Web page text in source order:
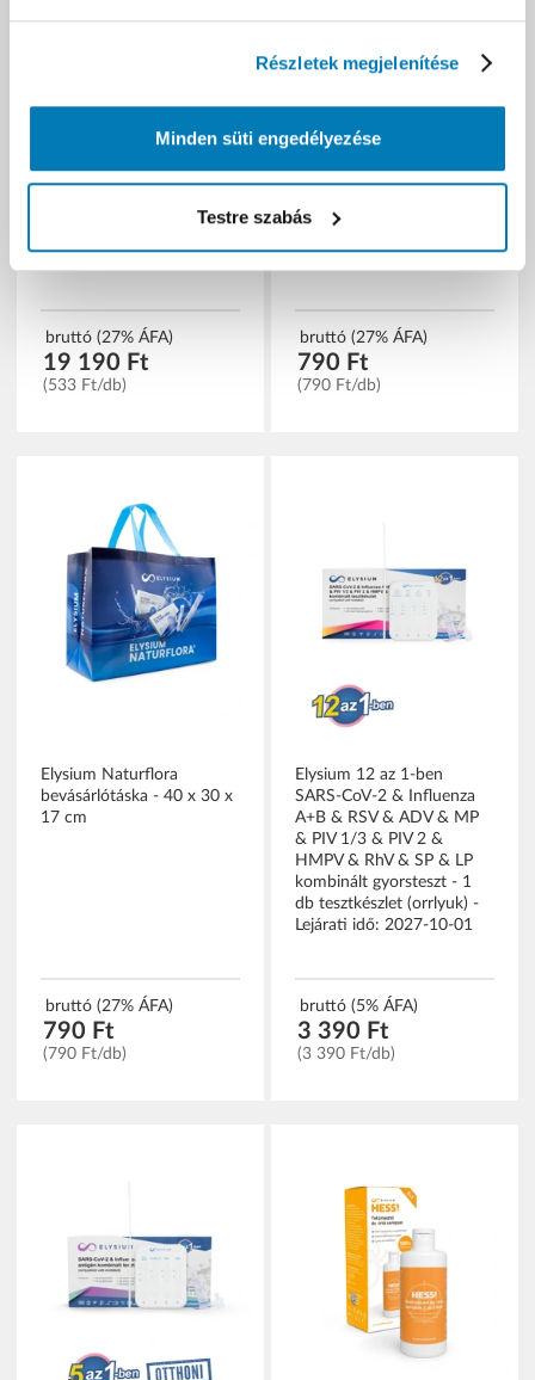
Részletek megjelenítése
Minden süti engedélyezése
Testre szabás
Elysium BOPP
transzparens, erős
ragasztószalag - 100 m x
50 mm - 36 db/karton
bruttó (27% ÁFA)
19 190 Ft
(533 Ft/db)
Elysium űrhajós
bevásárlótáska - 40 x 30 x
17 cm
bruttó (27% ÁFA)
790 Ft
(790 Ft/db)
Elysium Naturflora
bevásárlótáska - 40 x 30 x
17 cm
bruttó (27% ÁFA)
790 Ft
(790 Ft/db)
Elysium 12 az 1-ben
SARS-CoV-2 & Influenza
A+B & RSV & ADV & MP
& PIV 1/3 & PIV 2 &
HMPV & RhV & SP & LP
kombinált gyorsteszt - 1
db tesztkészlet (orrlyuk) -
Lejárati idő: 2027-10-01
bruttó (5% ÁFA)
3 390 Ft
(3 390 Ft/db)